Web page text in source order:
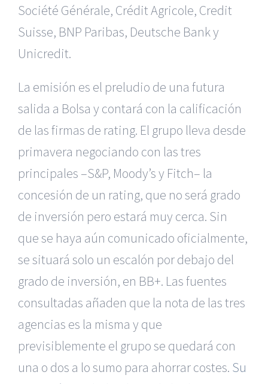
Société Générale, Crédit Agricole, Credit
Suisse, BNP Paribas, Deutsche Bank y
Unicredit.
La emisión es el preludio de una futura
salida a Bolsa y contará con la calificación
de las firmas de rating. El grupo lleva desde
primavera negociando con las tres
principales –S&P, Moody’s y Fitch– la
concesión de un rating, que no será grado
de inversión pero estará muy cerca. Sin
que se haya aún comunicado oficialmente,
se situará solo un escalón por debajo del
grado de inversión, en BB+. Las fuentes
consultadas añaden que la nota de las tres
agencias es la misma y que
previsiblemente el grupo se quedará con
una o dos a lo sumo para ahorrar costes. Su